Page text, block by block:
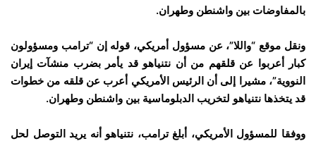
بالمفاوضات بين واشنطن وطهران.
ونقل موقع “واللا”، عن مسؤول أمريكي، قوله إن “ترامب ومسؤولون
كبار أعربوا عن قلقهم من أن نتنياهو قد يأمر بضرب منشآت إيران
النووية”، مشيرا إلى أن الرئيس الأمريكي أعرب عن قلقه من خطوات
قد يتخذها نتنياهو لتخريب الدبلوماسية بين واشنطن وطهران.
ووفقا للمسؤول الأمريكي، أبلغ ترامب، نتنياهو أنه يريد التوصل لحل